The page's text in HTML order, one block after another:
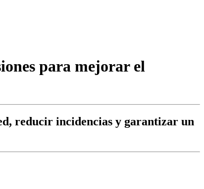
para mejorar el
reducir incidencias y garantizar un